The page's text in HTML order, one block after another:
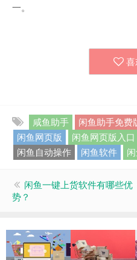
一。
咸鱼助手 闲鱼助手免费
闲鱼网页版
闲鱼网页版入口
闲鱼自动操作
闲鱼软件
闲鱼一键上货软件有哪些优
势？